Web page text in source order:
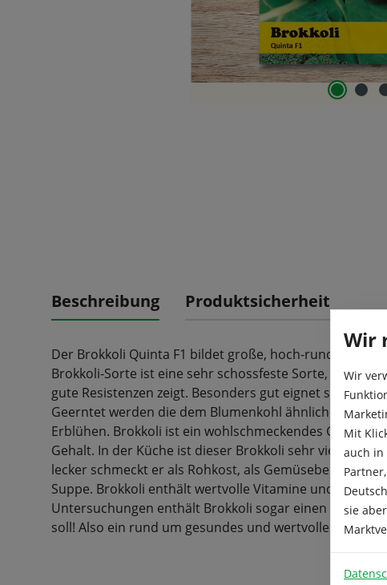
Beschreibung Produktsicherheit
Der Brokkoli Quinta F1 bildet große, hoch-runde,
Brokkoli-Sorte ist eine sehr schossfeste Sorte, die
gute Resistenzen zeigt. Besonders gut eignet sich
Geerntet werden die dem Blumenkohl ähnlichen Rosen
Erblühen. Brokkoli ist ein wohlschmeckendes Gemüse
Gehalt. In der Küche ist dieser Brokkoli sehr vielseitig
lecker schmeckt er als Rohkost, als Gemüsebeilage
Suppe. Brokkoli enthält wertvolle Vitamine und
Untersuchungen enthält Brokkoli sogar einen Stoff,
soll! Also ein rund um gesundes und wertvolles
Wir
Wir
Mit
auch in
sie